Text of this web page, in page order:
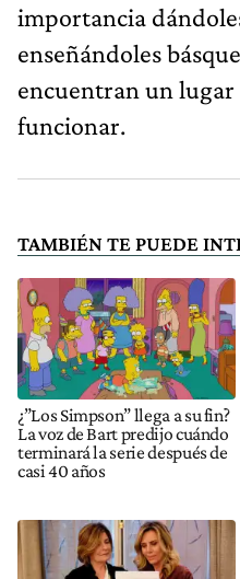
importancia
enseñándoles
encuentran un
funcionar.
TAMBIÉN TE PUEDE
¿”Los Simpson” llega a su fin?
La voz de Bart predijo cuándo
terminará la serie después de
casi 40 años